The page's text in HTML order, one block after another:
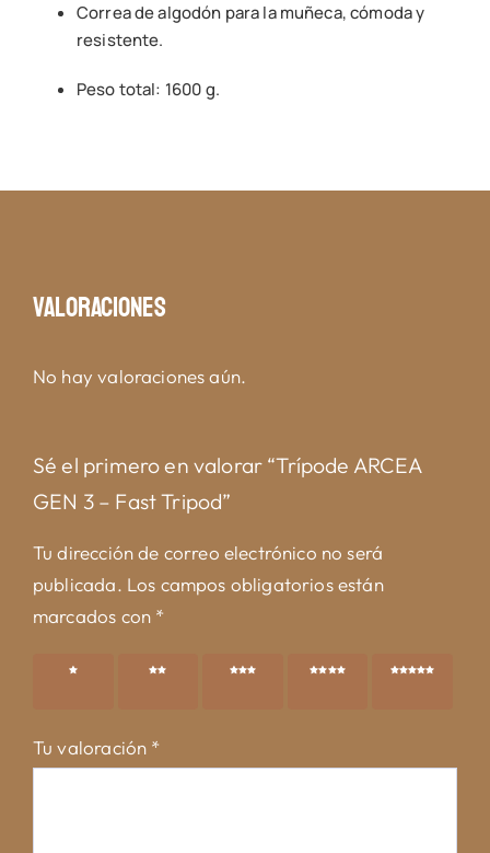
Correa de algodón para la muñeca, cómoda y
resistente.
Peso total: 1600 g.
Valoraciones
No hay valoraciones aún.
Sé el primero en valorar “Trípode ARCEA
GEN 3 – Fast Tripod”
Tu dirección de correo electrónico no será
publicada. Los campos obligatorios están
marcados con *
1 de 5
2 de 5
3 de 5
4 de 5
5 de 5
Tu valoración *